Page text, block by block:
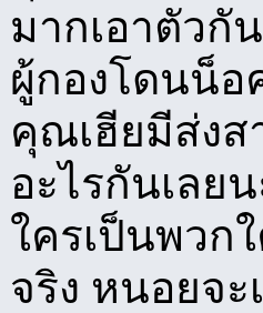
มากเอาตัว
ผู้กองโดนน็อ
คุณเฮียมีส่งส
อะไรกันเลย
ใครเป็นพวก
จริง หนอยจ